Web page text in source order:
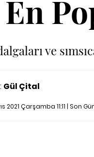
En
ve
Gül Çital
2021 Çarşamba 11:11 | Son